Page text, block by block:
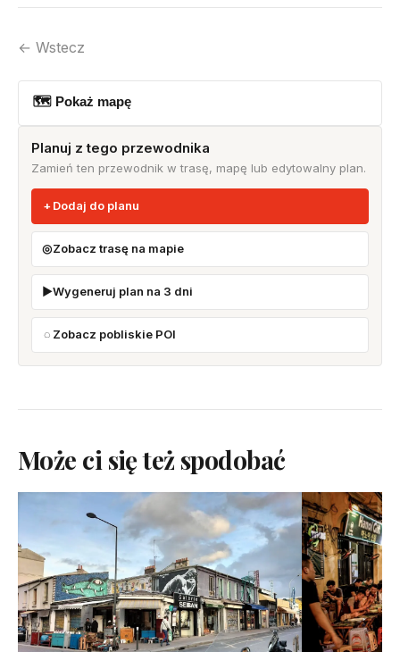
← Wstecz
🗺 Pokaż mapę
Planuj z tego przewodnika
Zamień ten przewodnik w trasę, mapę lub edytowalny plan.
Dodaj do planu
Zobacz trasę na mapie
Wygeneruj plan na 3 dni
Zobacz pobliskie POI
Może ci się też spodobać